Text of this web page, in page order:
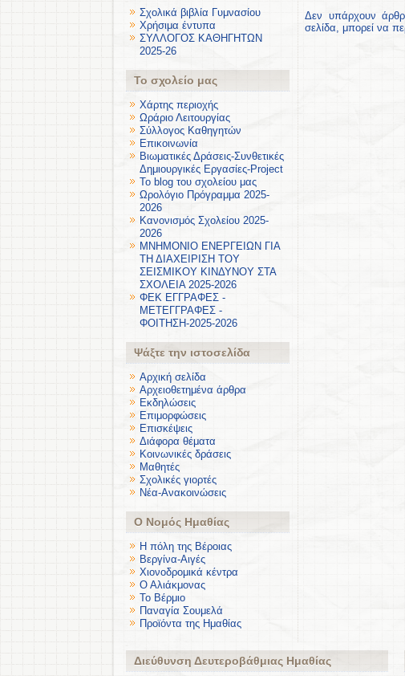
Σχολικά βιβλία Γυμνασίου
Χρήσιμα έντυπα
ΣΥΛΛΟΓΟΣ ΚΑΘΗΓΗΤΩΝ
2025-26
Το σχολείο μας
Χάρτης περιοχής
Ωράριο Λειτουργίας
Σύλλογος Καθηγητών
Επικοινωνία
Βιωματικές Δράσεις-Συνθετικές
Δημιουργικές Εργασίες-Project
Το blog του σχολείου μας
Ωρολόγιο Πρόγραμμα 2025-
2026
Κανονισμός Σχολείου 2025-
2026
ΜΝΗΜΟΝΙΟ ΕΝΕΡΓΕΙΩΝ ΓΙΑ
ΤΗ ΔΙΑΧΕΙΡΙΣΗ ΤΟΥ
ΣΕΙΣΜΙΚΟΥ ΚΙΝΔΥΝΟΥ ΣΤΑ
ΣΧΟΛΕΙΑ 2025-2026
ΦΕΚ ΕΓΓΡΑΦΕΣ -
ΜΕΤΕΓΓΡΑΦΕΣ -
ΦΟΙΤΗΣΗ-2025-2026
Ψάξτε την ιστοσελίδα
Αρχική σελίδα
Αρχειοθετημένα άρθρα
Εκδηλώσεις
Επιμορφώσεις
Επισκέψεις
Διάφορα θέματα
Κοινωνικές δράσεις
Μαθητές
Σχολικές γιορτές
Νέα-Ανακοινώσεις
Ο Νομός Ημαθίας
Η πόλη της Βέροιας
Βεργίνα-Αιγές
Χιονοδρομικά κέντρα
Ο Αλιάκμονας
Το Βέρμιο
Παναγία Σουμελά
Προϊόντα της Ημαθίας
Δεν υπάρχουν
σελίδα, μπορεί να
Διεύθυνση Δευτεροβάθμιας Ημαθίας